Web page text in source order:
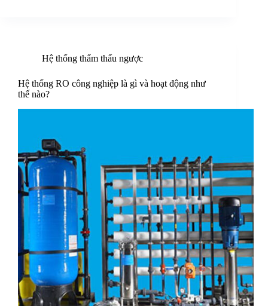
Hệ thống thẩm thấu ngược
Hệ thống RO công nghiệp là gì và hoạt động như
thế nào?